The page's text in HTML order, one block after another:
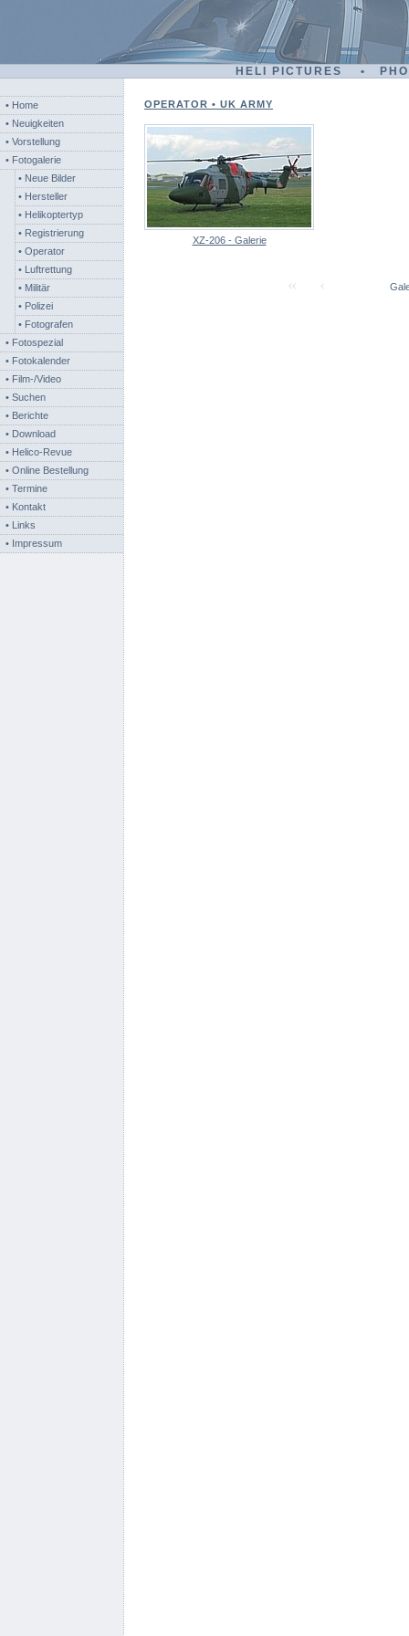
HELI PICTURES •
• Home
• Neuigkeiten
• Vorstellung
• Fotogalerie
• Neue Bilder
• Hersteller
• Helikoptertyp
• Registrierung
• Operator
• Luftrettung
• Militär
• Polizei
• Fotografen
• Fotospezial
• Fotokalender
• Film-/Video
• Suchen
• Berichte
• Download
• Helico-Revue
• Online Bestellung
• Termine
• Kontakt
• Links
• Impressum
OPERATOR • UK ARMY
XZ-206 - Galerie